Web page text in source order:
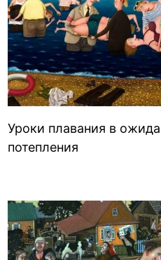
Уроки плавания в
потепления